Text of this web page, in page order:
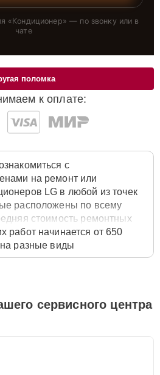
«Кондиционер» — по звонку или в
чате
к оплате:
поломка
с
на ремонт или
LG в любой из точек
расположены по всему
стоимость ремонтных
работ начинается от 650
на разные виды
различаться. Полную
Для расчета итоговой
достаточно
сервисного центра